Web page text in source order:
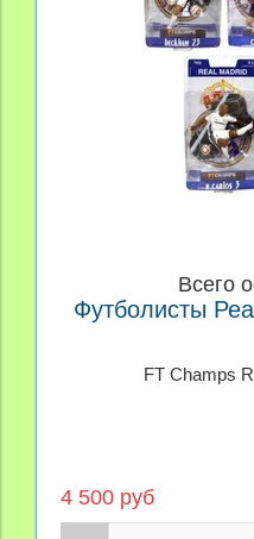
Всего
Футболисты
FT Champs
4 500 руб